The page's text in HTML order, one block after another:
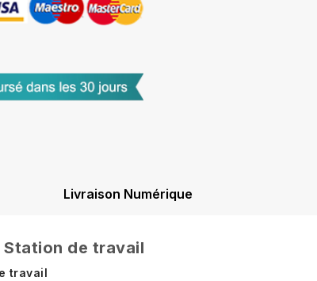
Livraison Numérique
Station de travail
travail